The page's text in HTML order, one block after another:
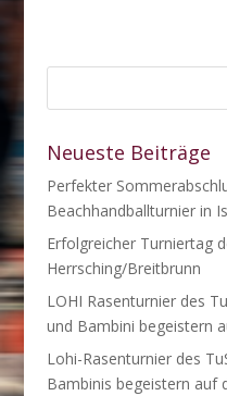
Neueste Beiträge
Perfekter
Beachhandballturnier in
Erfolgreicher Turniertag
Herrsching/Breitbrunn
LOHI Rasenturnier des
und Bambini begeistern
Lohi-Rasenturnier des
Bambinis begeistern auf